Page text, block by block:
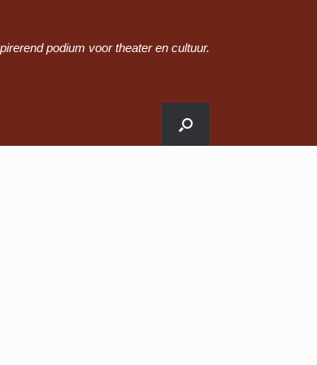
podium voor theater en cultuur.